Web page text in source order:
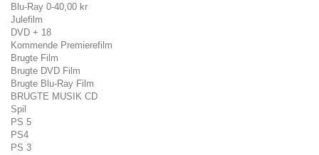
Blu-Ray 0-40,00 kr
Julefilm
DVD + 18
Kommende Premierefilm
Brugte Film
Brugte DVD Film
Brugte Blu-Ray Film
BRUGTE MUSIK CD
Spil
PS 5
PS4
PS 3